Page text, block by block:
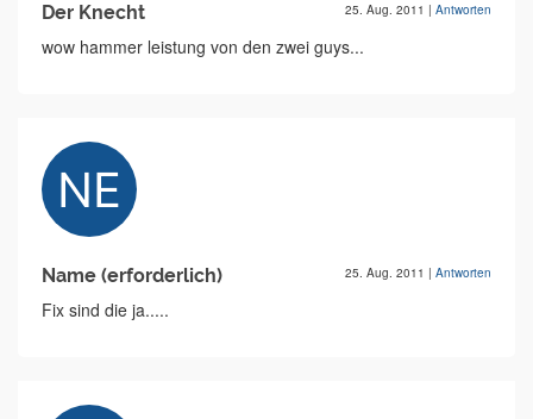
Der Knecht 25. Aug. 2011 | Antworten
wow hammer leistung von den zwei guys...
Name (erforderlich) 25. Aug. 2011 | Antworten
Fix sind die ja.....